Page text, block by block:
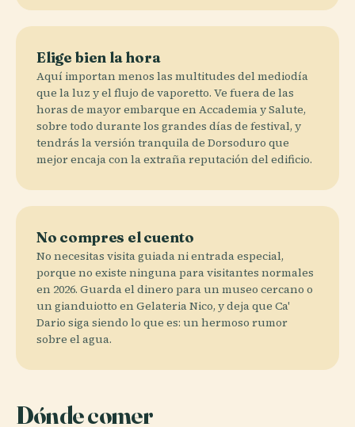
Elige bien la hora
Aquí importan menos las multitudes del mediodía
que la luz y el flujo de vaporetto. Ve fuera de las
horas de mayor embarque en Accademia y Salute,
sobre todo durante los grandes días de festival, y
tendrás la versión tranquila de Dorsoduro que
mejor encaja con la extraña reputación del edificio.
No compres el cuento
No necesitas visita guiada ni entrada especial,
porque no existe ninguna para visitantes normales
en 2026. Guarda el dinero para un museo cercano o
un gianduiotto en Gelateria Nico, y deja que Ca'
Dario siga siendo lo que es: un hermoso rumor
sobre el agua.
Dónde comer